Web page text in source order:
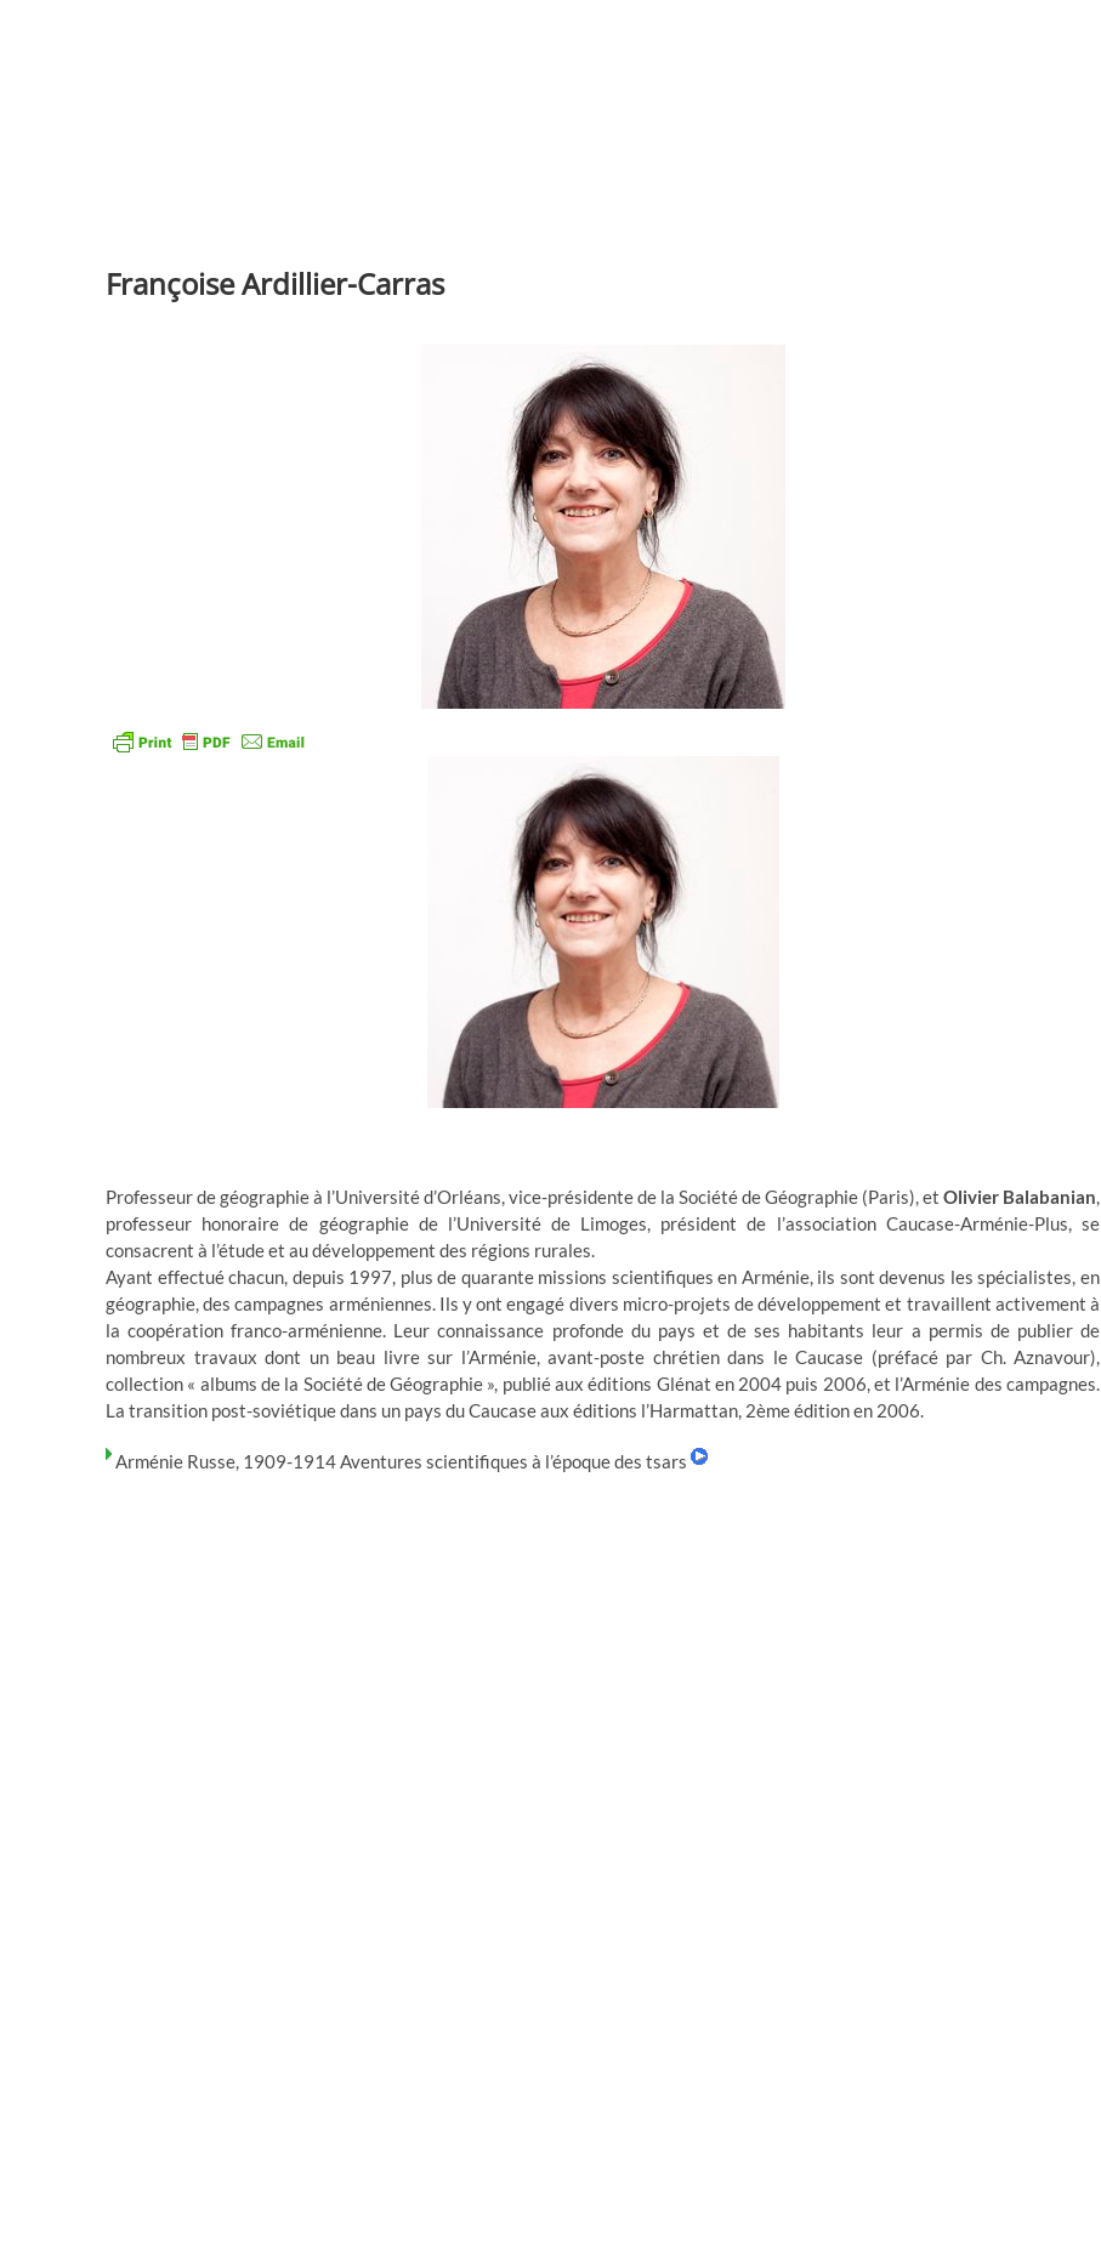
Françoise Ardillier-Carras
Professeur de géographie à l’Université d’Orléans, vice-présidente de la Société de Géographie (Paris), et Olivier Balabanian,
professeur honoraire de géographie de l’Université de Limoges, président de l’association Caucase-Arménie-Plus, se
consacrent à l’étude et au développement des régions rurales.
Ayant effectué chacun, depuis 1997, plus de quarante missions scientifiques en Arménie, ils sont devenus les spécialistes, en
géographie, des campagnes arméniennes. Ils y ont engagé divers micro-projets de développement et travaillent activement à
la coopération franco-arménienne. Leur connaissance profonde du pays et de ses habitants leur a permis de publier de
nombreux travaux dont un beau livre sur l’Arménie, avant-poste chrétien dans le Caucase (préfacé par Ch. Aznavour),
collection « albums de la Société de Géographie », publié aux éditions Glénat en 2004 puis 2006, et l’Arménie des campagnes.
La transition post-soviétique dans un pays du Caucase aux éditions l’Harmattan, 2ème édition en 2006.
Arménie Russe, 1909-1914 Aventures scientifiques à l’époque des tsars